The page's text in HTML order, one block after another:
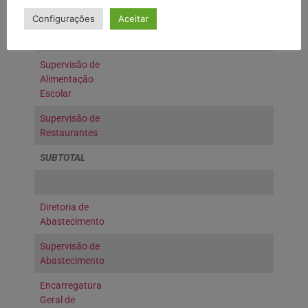
SUBTOTAL
Supervisão de
Alimentação
Escolar
Supervisão de
Restaurantes
SUBTOTAL
Diretoria de
Abastecimento
Supervisão de
Abastecimento
Encarregatura
Geral de
Configurações Aceitar